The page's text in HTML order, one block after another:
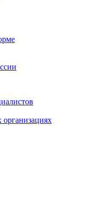
организациях